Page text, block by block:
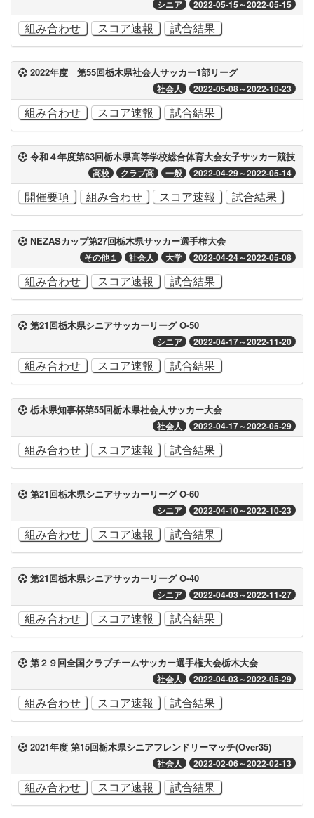
シニア 2022-05-15～2022-05-15
組み合わせ スコア速報 試合結果
2022年度 第55回栃木県社会人サッカー1部リーグ
社会人 2022-05-08～2022-10-23
組み合わせ スコア速報 試合結果
令和４年度第63回栃木県高等学校総合体育大会女子サッカー競技
高校 クラブ高 一般 2022-04-29～2022-05-14
開催要項 組み合わせ スコア速報 試合結果
NEZASカップ第27回栃木県サッカー選手権大会
その他１ 社会人 大学 2022-04-24～2022-05-08
組み合わせ スコア速報 試合結果
第21回栃木県シニアサッカーリーグ O-50
シニア 2022-04-17～2022-11-20
組み合わせ スコア速報 試合結果
栃木県知事杯第55回栃木県社会人サッカー大会
社会人 2022-04-17～2022-05-29
組み合わせ スコア速報 試合結果
第21回栃木県シニアサッカーリーグ O-60
シニア 2022-04-10～2022-10-23
組み合わせ スコア速報 試合結果
第21回栃木県シニアサッカーリーグ O-40
シニア 2022-04-03～2022-11-27
組み合わせ スコア速報 試合結果
第２９回全国クラブチームサッカー選手権大会栃木大会
社会人 2022-04-03～2022-05-29
組み合わせ スコア速報 試合結果
2021年度 第15回栃木県シニアフレンドリーマッチ(Over35)
社会人 2022-02-06～2022-02-13
組み合わせ スコア速報 試合結果